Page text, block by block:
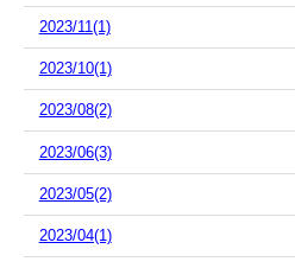
2023/11(1)
2023/10(1)
2023/08(2)
2023/06(3)
2023/05(2)
2023/04(1)